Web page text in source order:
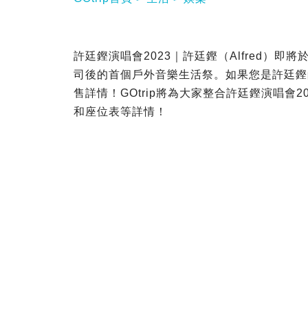
許廷鏗演唱會2023｜許廷鏗（Alfred）即將
司後的首個戶外音樂生活祭。如果您是許廷
售詳情！GOtrip將為大家整合許廷鏗演唱會
和座位表等詳情！